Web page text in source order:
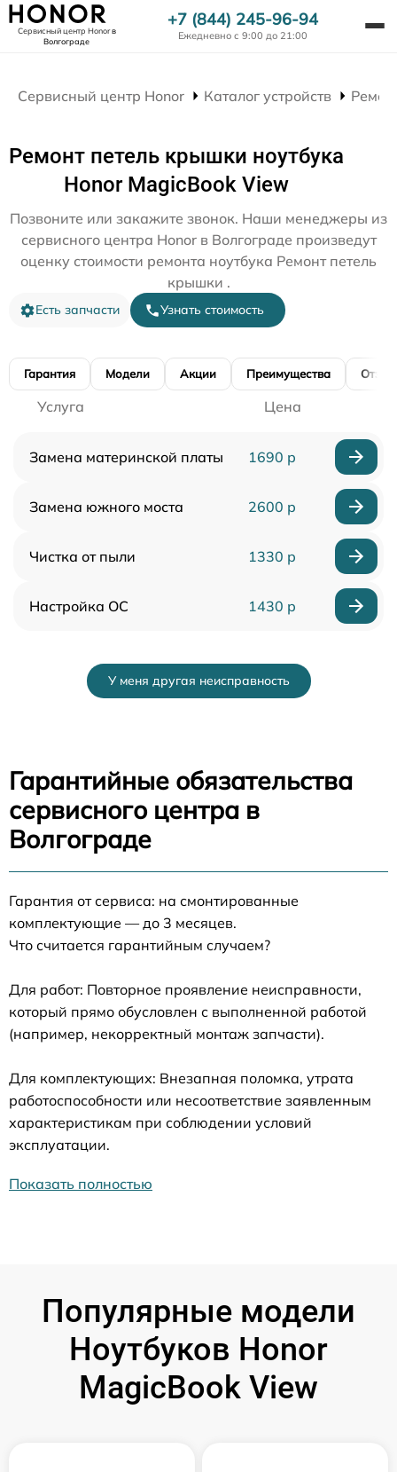
Сервисный центр Honorв
Волгограде
+7 (844) 245-96-94
Ежедневно с 9:00 до 21:00
Сервисный центр Honor Каталог устройств
Ремонт петель крышки ноутбука
Honor MagicBook View
Позвоните или закажите звонок. Наши менеджеры из
сервисного центра Honor в Волгограде произведут
оценку стоимости ремонта ноутбука Ремонт петель
крышки .
Есть запчасти Узнать стоимость
Гарантия Модели Акции Преимущества
Услуга Цена
Замена материнской платы 1690 р
Замена южного моста 2600 р
Чистка от пыли 1330 р
Настройка ОС 1430 р
У меня другая неисправность
Гарантийные обязательства
сервисного центра в
Волгограде
Гарантия от сервиса: на смонтированные
комплектующие — до 3 месяцев.
Что считается гарантийным случаем?
Для работ: Повторное проявление неисправности,
который прямо обусловлен с выполненной работой
(например, некорректный монтаж запчасти).
Для комплектующих: Внезапная поломка, утрата
работоспособности или несоответствие заявленным
характеристикам при соблюдении условий
эксплуатации.
Показать полностью
Популярные модели
Ноутбуков Honor
MagicBook View